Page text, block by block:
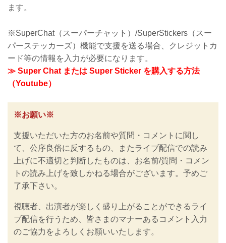
ます。
※SuperChat（スーパーチャット）/SuperStickers（スー
パーステッカーズ）機能で支援を送る場合、クレジットカ
ード等の情報を入力が必要になります。
≫ Super Chat または Super Sticker を購入する方法
（Youtube）
※お願い※
支援いただいた方のお名前や質問・コメントに関し
て、公序良俗に反するもの、またライブ配信での読み
上げに不適切と判断したものは、お名前/質問・コメン
トの読み上げを致しかねる場合がございます。予めご
了承下さい。
視聴者、出演者が楽しく盛り上がることができるライ
ブ配信を行うため、皆さまのマナーあるコメント入力
のご協力をよろしくお願いいたします。